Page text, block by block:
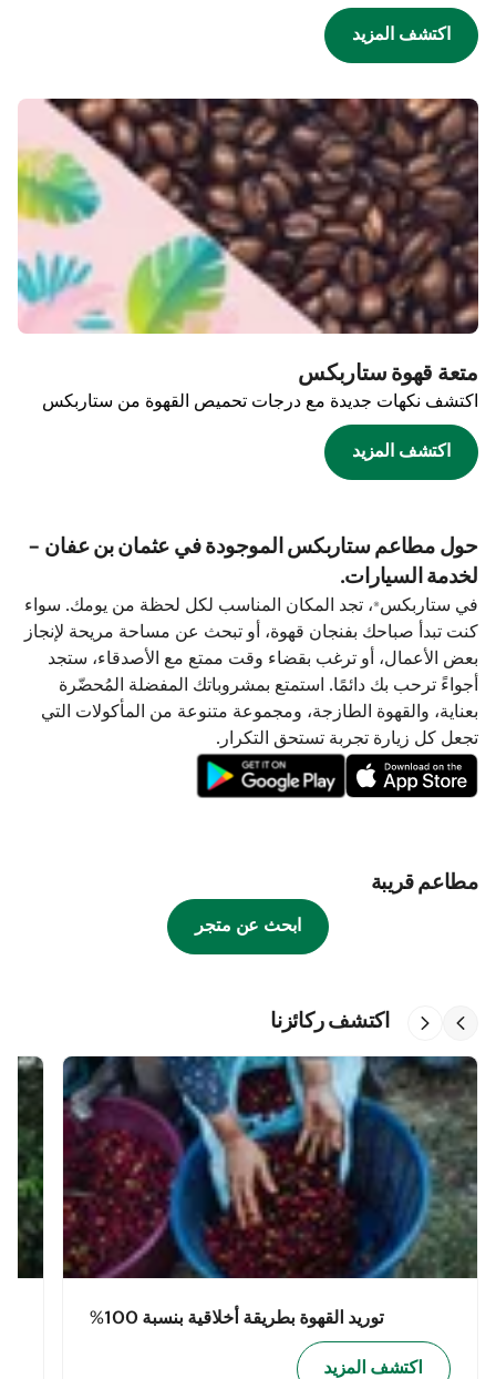
اكتشف المزيد
متعة قهوة ستاربكس
اكتشف نكهات جديدة مع درجات تحميص القهوة من ستاربكس
اكتشف المزيد
حول مطاعم ستاربكس الموجودة في عثمان بن عفان -
لخدمة السيارات.
في ستاربكس®، تجد المكان المناسب لكل لحظة من يومك. سواء
كنت تبدأ صباحك بفنجان قهوة، أو تبحث عن مساحة مريحة لإنجاز
بعض الأعمال، أو ترغب بقضاء وقت ممتع مع الأصدقاء، ستجد
أجواءً ترحب بك دائمًا. استمتع بمشروباتك المفضلة المُحضّرة
بعناية، والقهوة الطازجة، ومجموعة متنوعة من المأكولات التي
تجعل كل زيارة تجربة تستحق التكرار.
مطاعم قريبة
ابحث عن متجر
اكتشف ركائزنا
توريد القهوة بطريقة أخلاقية بنسبة 100%
اكتشف المزيد